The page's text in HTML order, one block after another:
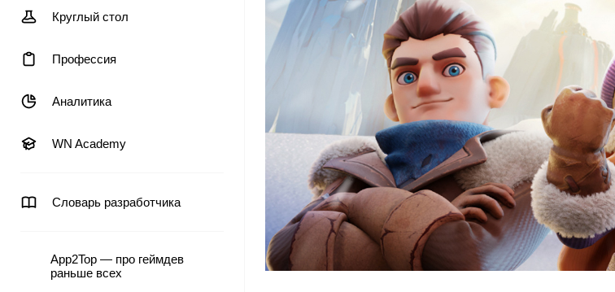
Круглый стол
Профессия
Аналитика
WN Academy
Словарь разработчика
App2Top — про геймдев
раньше всех